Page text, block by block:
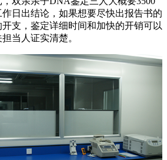
日出结论，如果想要尽快出报告书的
支，鉴定详细时间和加快的开销可以
当人证实清楚。